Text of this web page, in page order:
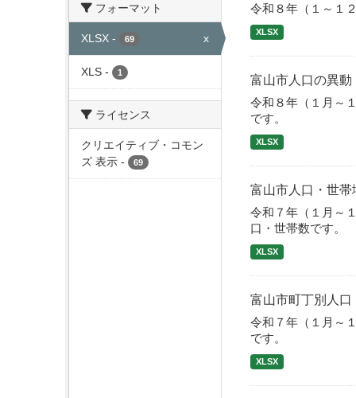
フォーマット
XLSX - 69 x
XLS - 1
ライセンス
クリエイティブ・コモン
ズ 表示 - 69
令和８年（１～１
XLSX
富山市人口の異動
令和８年（１月～
です。
XLSX
富山市人口・世
令和７年（１月～
口・世帯数です。
XLSX
富山市町丁別人
令和７年（１月～
です。
XLSX